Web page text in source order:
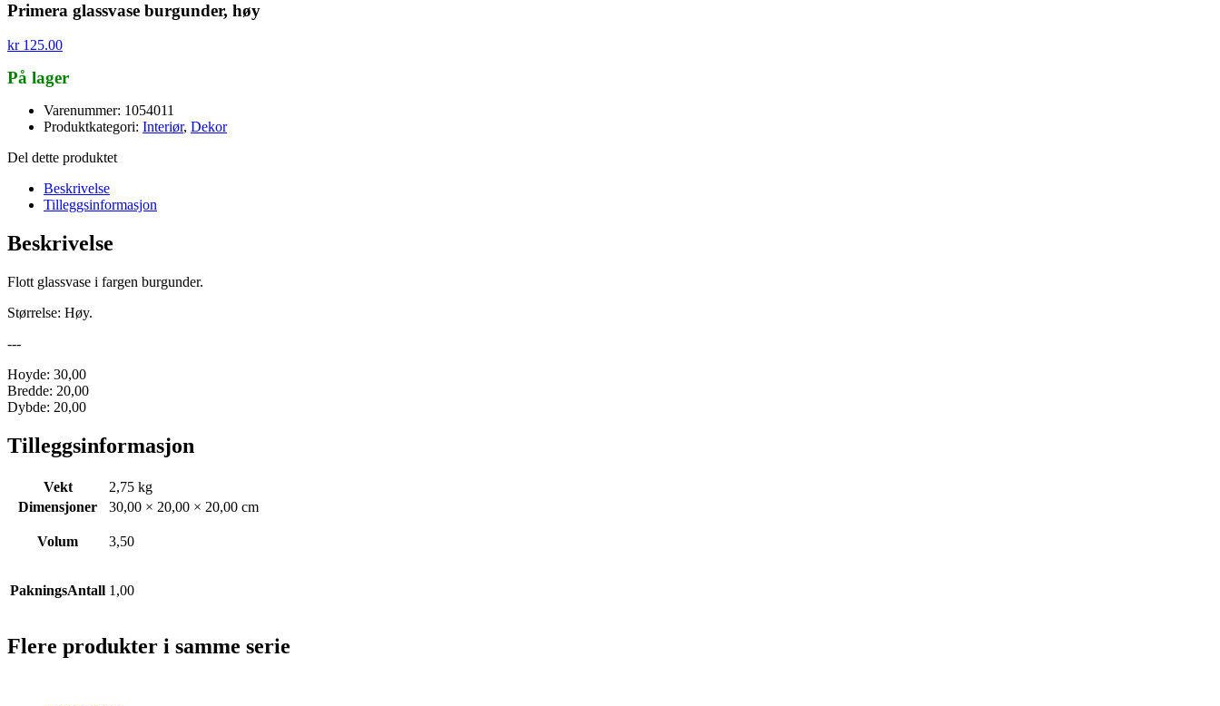
Primera glassvase burgunder, høy
kr125.00
På lager
Varenummer: 1054011
Produktkategori: Interiør, Dekor
Del dette produktet
Beskrivelse
Tilleggsinformasjon
Beskrivelse
Flott glassvase i fargen burgunder.
Størrelse: Høy.
---
Hoyde: 30,00
Bredde: 20,00
Dybde: 20,00
Tilleggsinformasjon
Vekt
2,75 kg
Dimensjoner
30,00 × 20,00 × 20,00 cm
Volum 3,50
PakningsAntall 1,00
Flere produkter i samme serie